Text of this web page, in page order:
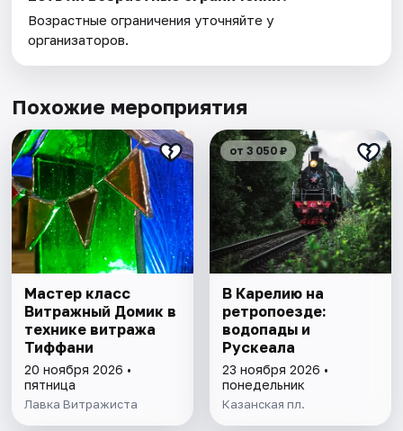
Возрастные ограничения уточняйте у
организаторов.
Похожие мероприятия
Мастер класс
Витражный Домик в
технике витража
Тиффани
20 ноября 2026 •
пятница
Лавка Витражиста
от 3 050 ₽
В Карелию на
ретропоезде:
водопады и
Рускеала
23 ноября 2026 •
понедельник
Казанская пл.